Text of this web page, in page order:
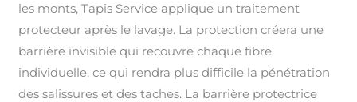
les monts, Tapis Service applique un traitement
protecteur après le lavage. La protection créera une
barrière invisible qui recouvre chaque fibre
individuelle, ce qui rendra plus difficile la pénétration
des salissures et des taches. La barrière protectrice